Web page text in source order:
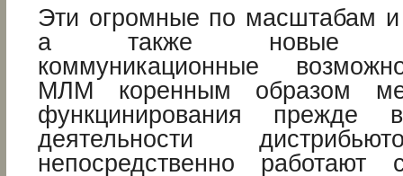
Эти огромные по масштабам и
а также новые
коммуникационные
МЛМ коренным образом
функцинирования прежде
деятельности
непосредственно